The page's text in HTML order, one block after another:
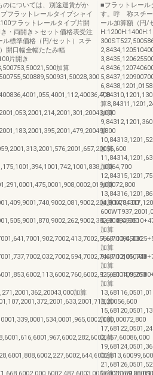
については、別途運賃がか
フラットレールタイプシャイ
フラットレールタイプ片開
・両開き＞セット価格表受注
標準価格（円/セット）ステ
開口幅全幅たたみ幅
片開き
加算
加算
■フラットレール
す。呼 称スチー
ール加算額（円/
算
加算
算
加算
加算
加算
加算
加算
加算
加算
加算
加算
加算
加算
加算
加算